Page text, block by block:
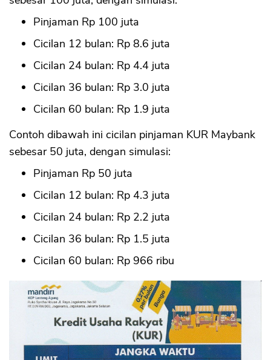
Pinjaman Rp 100 juta
Cicilan 12 bulan: Rp 8.6 juta
Cicilan 24 bulan: Rp 4.4 juta
Cicilan 36 bulan: Rp 3.0 juta
Cicilan 60 bulan: Rp 1.9 juta
Contoh dibawah ini cicilan pinjaman KUR Maybank
sebesar 50 juta, dengan simulasi:
Pinjaman Rp 50 juta
Cicilan 12 bulan: Rp 4.3 juta
Cicilan 24 bulan: Rp 2.2 juta
Cicilan 36 bulan: Rp 1.5 juta
Cicilan 60 bulan: Rp 966 ribu